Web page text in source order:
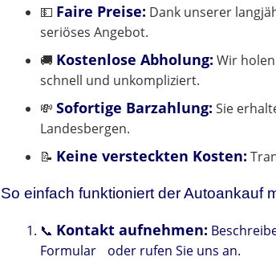
💵 Faire Preise: Dank unserer
seriöses Angebot.
🚚 Kostenlose Abholung: Wir
schnell und unkompliziert.
💸Sofortige Barzahlung: Sie
Landesbergen.
📝 Keine versteckten Kosten:
So einfach funktioniert der Autoankauf
📞 Kontakt aufnehmen:
Formular
oder rufen Sie uns an.